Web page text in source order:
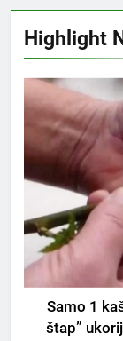
Highlight
Samo 1
štap”